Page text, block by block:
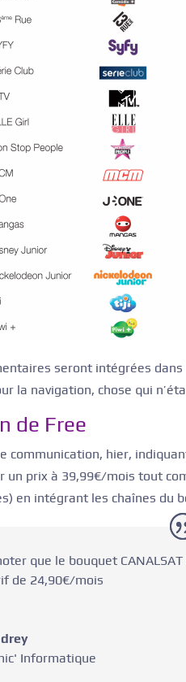
seront intégrées
la navigation, chose qui
de Free
communication, hier,
un prix à 39,99€/mois tout
en intégrant les chaînes du
que le bouquet
de 24,90€/mois
Informatique